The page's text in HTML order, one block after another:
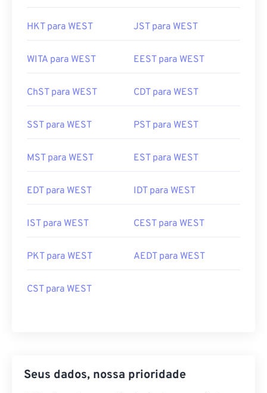
HKT para WEST JST para WEST
WITA para WEST EEST para WEST
ChST para WEST CDT para WEST
SST para WEST PST para WEST
MST para WEST EST para WEST
EDT para WEST IDT para WEST
IST para WEST CEST para WEST
PKT para WEST AEDT para WEST
CST para WEST
Seus dados, nossa prioridade